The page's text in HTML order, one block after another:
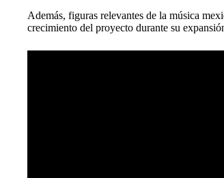
Además, figuras relevantes de la música
crecimiento del proyecto durante su